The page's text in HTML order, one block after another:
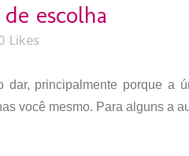
escolha
Likes
principalmente porque a
você mesmo. Para alguns a